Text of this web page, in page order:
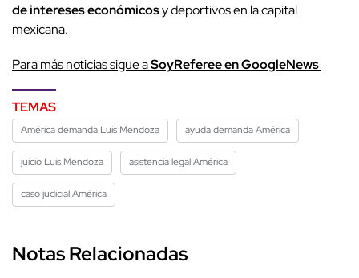
de intereses económicosy deportivos en la capital
mexicana.
Para más noticias sigue aSoyReferee en GoogleNews
TEMAS
América demanda Luis Mendoza ayuda demanda América
juicio Luis Mendoza asistencia legal América
caso judicial América
Notas Relacionadas